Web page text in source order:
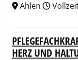
Ahlen
HERZ UND